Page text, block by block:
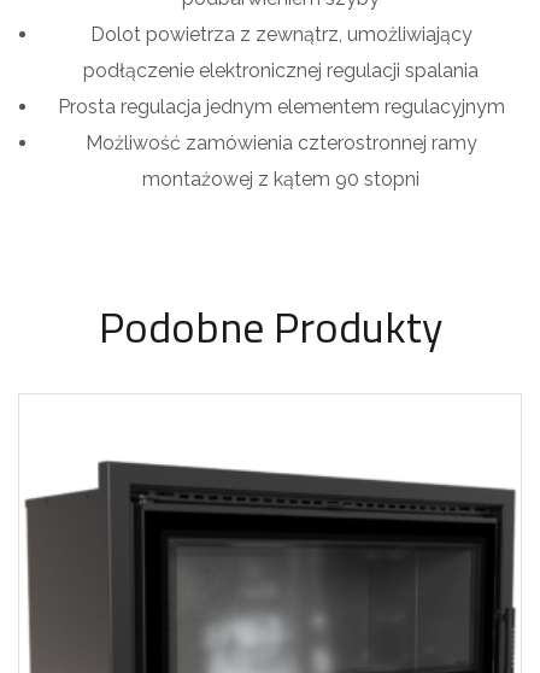
Dolot powietrza z zewnątrz, umożliwiający
podłączenie elektronicznej regulacji spalania
Prosta regulacja jednym elementem regulacyjnym
Możliwość zamówienia czterostronnej ramy
montażowej z kątem 90 stopni
Podobne Produkty